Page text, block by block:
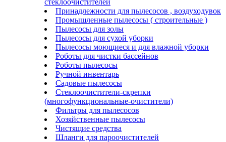
Принадлежности для пылесосов , воздуходувок
Промышленные пылесосы ( строительные )
Пылесосы для золы
Пылесосы для сухой уборки
Пылесосы моющиеся и для влажной уборки
Роботы для чистки бассейнов
Роботы пылесосы
Ручной инвентарь
Садовые пылесосы
Стеклоочистители-скрепки
(многофункциональные-очистители)
Фильтры для пылесосов
Хозяйственные пылесосы
Чистящие средства
Шланги для пароочистителей